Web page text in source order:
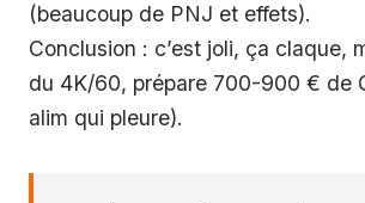
(beaucoup de PNJ et effets).
Conclusion : c’est joli, ça claque,
du 4K/60, prépare 700-900 € de
alim qui pleure).